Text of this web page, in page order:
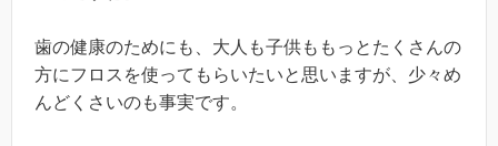
歯の健康のためにも、大人も子供ももっとたくさんの
方にフロスを使ってもらいたいと思いますが、少々め
んどくさいのも事実です。